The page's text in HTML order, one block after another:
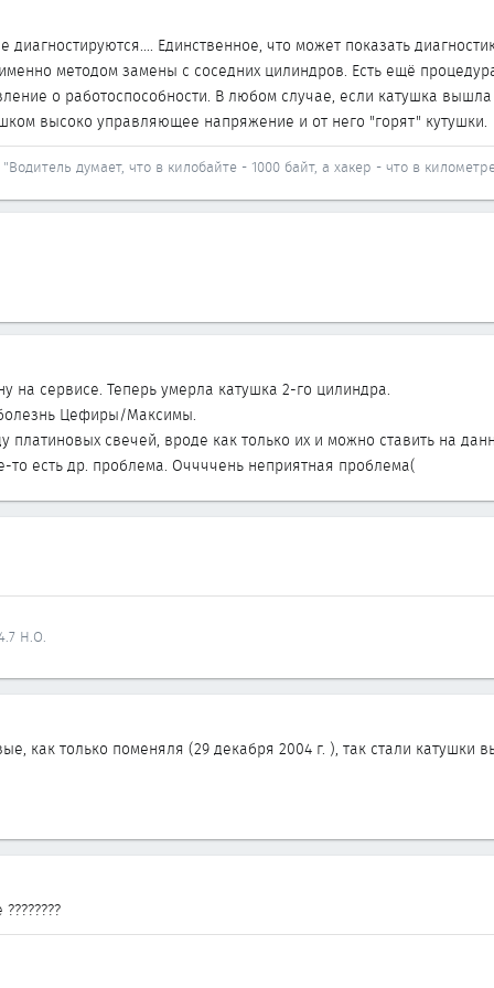
Единственное, что может показать
методом замены с соседних цилиндров. Есть ещё
о работоспособности. В любом случае, если катушка
высоко управляющее напряжение и от него "горят" кутушки.
думает, что в килобайте - 1000 байт, а хакер - что в
на сервисе. Теперь умерла катушка 2-го цилиндра.
Цефиры/Максимы.
свечей, вроде как только их и можно ставить на
есть др. проблема. Оччччень неприятная проблема(
H.O.
как только поменяля (29 декабря 2004 г. ), так стали катушки